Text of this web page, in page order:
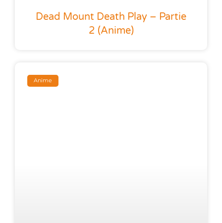
Dead Mount Death Play – Partie
2 (anime)
Anime